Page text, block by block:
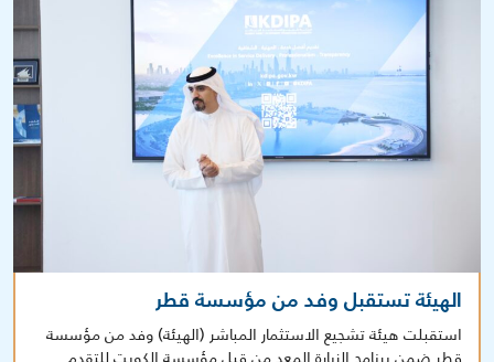
الهيئة تستقبل وفد من مؤسسة قطر
استقبلت هيئة تشجيع الاستثمار المباشر (الهيئة) وفد من مؤسسة
قطر ضمن برنامج الزيارة المعد من قبل مؤسسة الكويت للتقدم